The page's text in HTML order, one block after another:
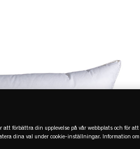
att förbättra din upplevelse på vår webbplats och för
dina val under cookie-inställningar. Information om